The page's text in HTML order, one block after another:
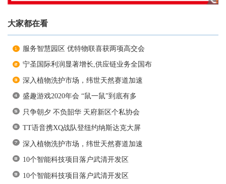
大家都在看
服务智慧园区 优特物联喜获两项高交会
宁圣国际利润显著增长,供应链业务全国布
深入植物洗护市场，纬世天然赛道加速
盛趣游戏2020年会 “鼠一鼠”到底有多
只争朝夕 不负韶华 天府新区个私协会
TT语音携XQ战队登纽约纳斯达克大屏
深入植物洗护市场，纬世天然赛道加速
10个智能科技项目落户武清开发区
10个智能科技项目落户武清开发区